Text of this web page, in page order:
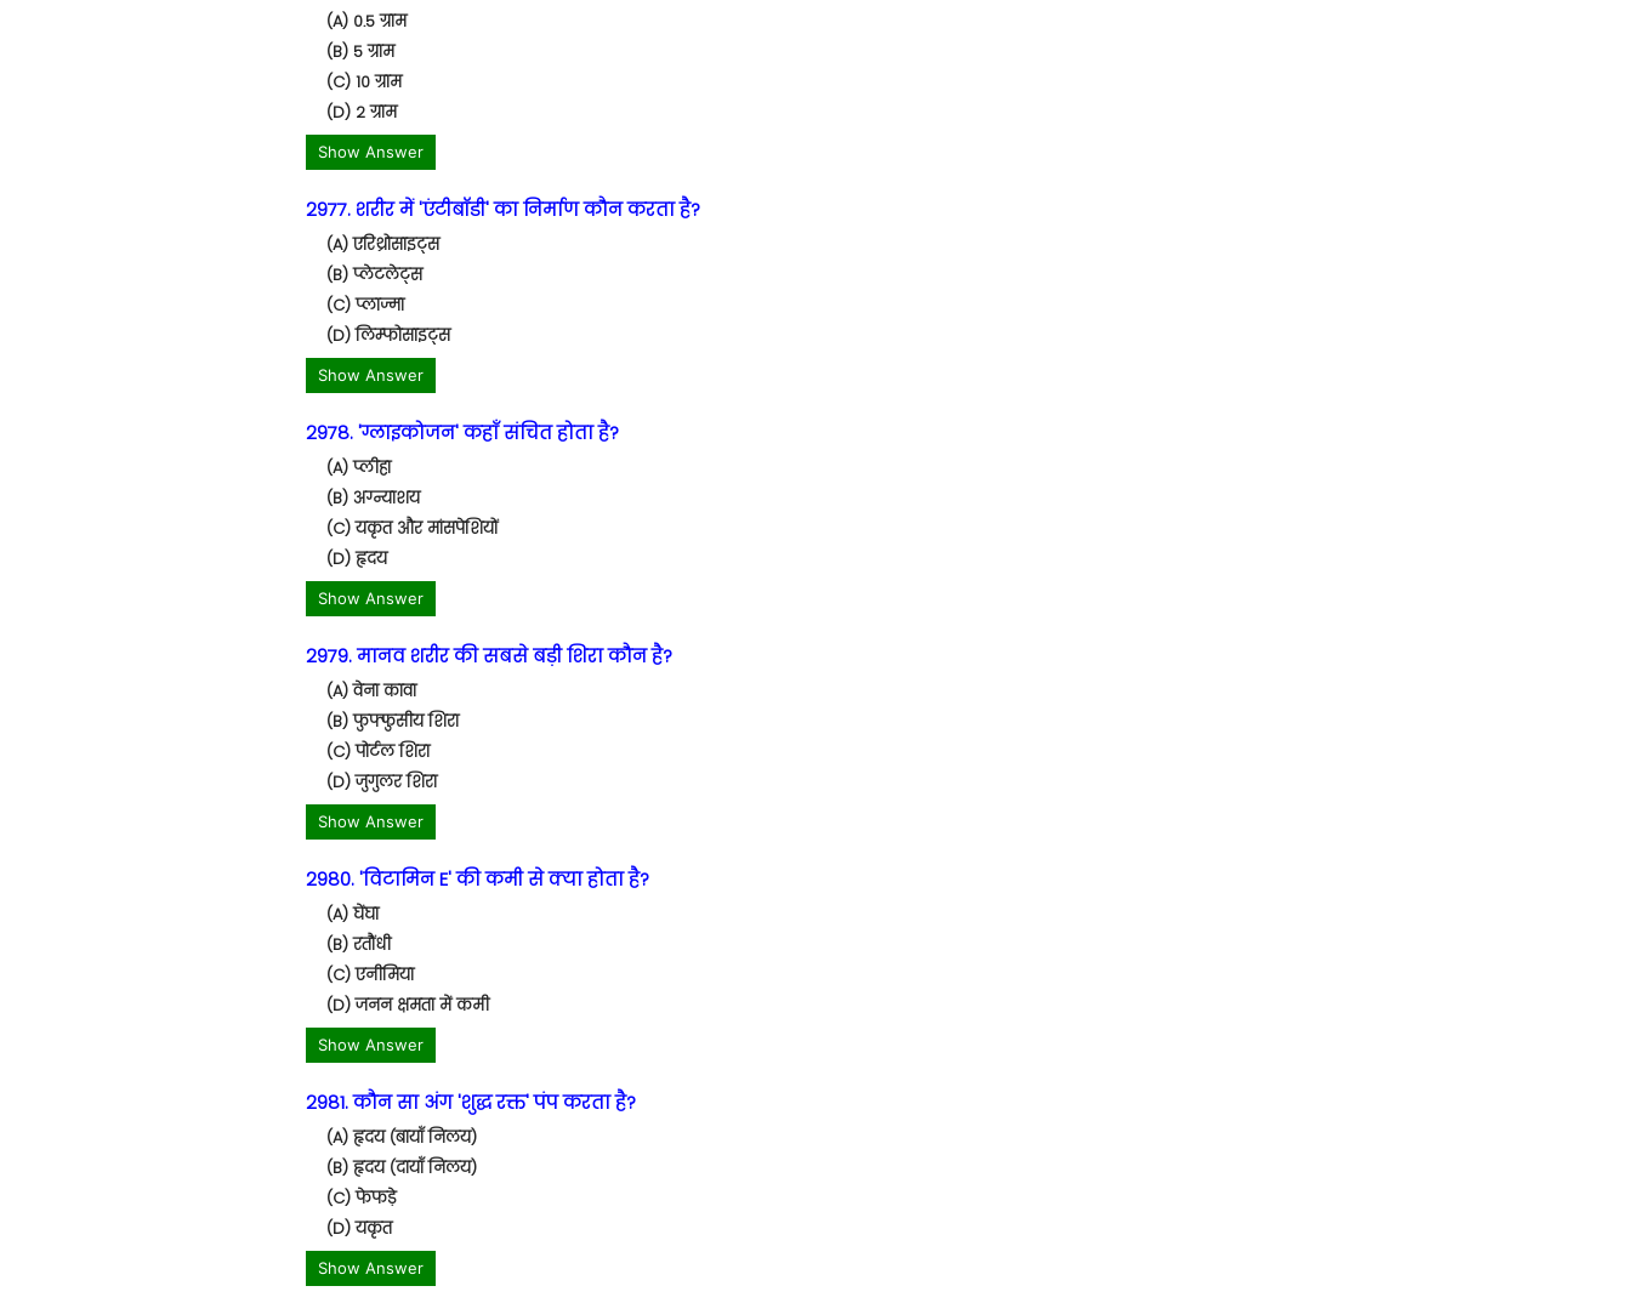
(A) 0.5 ग्राम
(B) 5 ग्राम
(C) 10 ग्राम
(D) 2 ग्राम
Show Answer
2977. शरीर में 'एंटीबॉडी' का निर्माण कौन करता है?
(A) एरिथ्रोसाइट्स
(B) प्लेटलेट्स
(C) प्लाज्मा
(D) लिम्फोसाइट्स
Show Answer
2978. 'ग्लाइकोजन' कहाँ संचित होता है?
(A) प्लीहा
(B) अग्न्याशय
(C) यकृत और मांसपेशियों
(D) हृदय
Show Answer
2979. मानव शरीर की सबसे बड़ी शिरा कौन है?
(A) वेना कावा
(B) फुफ्फुसीय शिरा
(C) पोर्टल शिरा
(D) जुगुलर शिरा
Show Answer
2980. 'विटामिन E' की कमी से क्या होता है?
(A) घेंघा
(B) रतौंधी
(C) एनीमिया
(D) जनन क्षमता में कमी
Show Answer
2981. कौन सा अंग 'शुद्ध रक्त' पंप करता है?
(A) हृदय (बायाँ निलय)
(B) हृदय (दायाँ निलय)
(C) फेफड़े
(D) यकृत
Show Answer